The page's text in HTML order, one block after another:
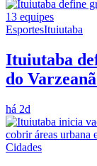
EsportesItuiutaba
Ituiutaba
do
há 2d
Cidades